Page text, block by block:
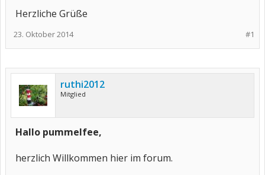
Herzliche Grüße
#1
23. Oktober 2014
ruthi2012
Mitglied
Hallo pummelfee,
herzlich Willkommen hier im forum.